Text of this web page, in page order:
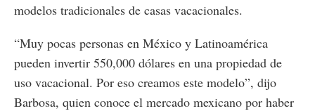
modelos tradicionales de casas vacacionales.
“Muy pocas personas en México y Latinoamérica
pueden invertir 550,000 dólares en una propiedad de
uso vacacional. Por eso creamos este modelo”, dijo
Barbosa, quien conoce el mercado mexicano por haber